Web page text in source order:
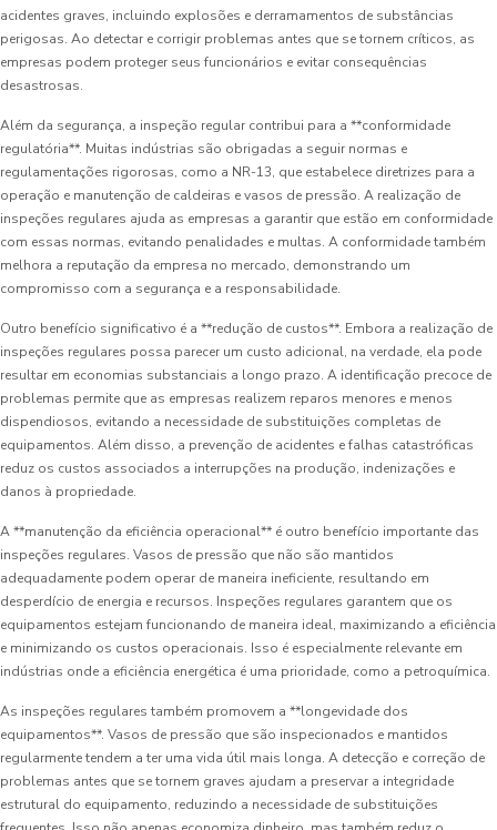
acidentes graves, incluindo explosões e derramamentos de substâncias
perigosas. Ao detectar e corrigir problemas antes que se tornem críticos, as
empresas podem proteger seus funcionários e evitar consequências
desastrosas.
Além da segurança, a inspeção regular contribui para a **conformidade
regulatória**. Muitas indústrias são obrigadas a seguir normas e
regulamentações rigorosas, como a NR-13, que estabelece diretrizes para a
operação e manutenção de caldeiras e vasos de pressão. A realização de
inspeções regulares ajuda as empresas a garantir que estão em conformidade
com essas normas, evitando penalidades e multas. A conformidade também
melhora a reputação da empresa no mercado, demonstrando um
compromisso com a segurança e a responsabilidade.
Outro benefício significativo é a **redução de custos**. Embora a realização de
inspeções regulares possa parecer um custo adicional, na verdade, ela pode
resultar em economias substanciais a longo prazo. A identificação precoce de
problemas permite que as empresas realizem reparos menores e menos
dispendiosos, evitando a necessidade de substituições completas de
equipamentos. Além disso, a prevenção de acidentes e falhas catastróficas
reduz os custos associados a interrupções na produção, indenizações e
danos à propriedade.
A **manutenção da eficiência operacional** é outro benefício importante das
inspeções regulares. Vasos de pressão que não são mantidos
adequadamente podem operar de maneira ineficiente, resultando em
desperdício de energia e recursos. Inspeções regulares garantem que os
equipamentos estejam funcionando de maneira ideal, maximizando a eficiência
e minimizando os custos operacionais. Isso é especialmente relevante em
indústrias onde a eficiência energética é uma prioridade, como a petroquímica.
As inspeções regulares também promovem a **longevidade dos
equipamentos**. Vasos de pressão que são inspecionados e mantidos
regularmente tendem a ter uma vida útil mais longa. A detecção e correção de
problemas antes que se tornem graves ajudam a preservar a integridade
estrutural do equipamento, reduzindo a necessidade de substituições